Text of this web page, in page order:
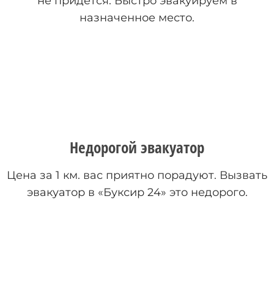
назначенное место.
Недорогой эвакуатор
Цена за 1 км. вас приятно порадуют. Вызвать
эвакуатор в «Буксир 24» это недорого.